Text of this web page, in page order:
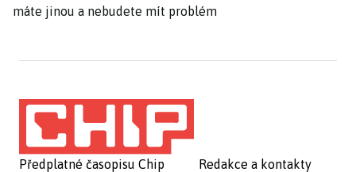
máte jinou a nebudete mít problém
Předplatné časopisu Chip
Redakce a kontakty